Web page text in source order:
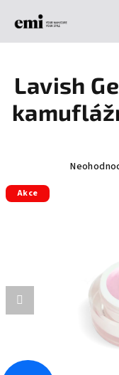
Lavish
Průměrné
Akce